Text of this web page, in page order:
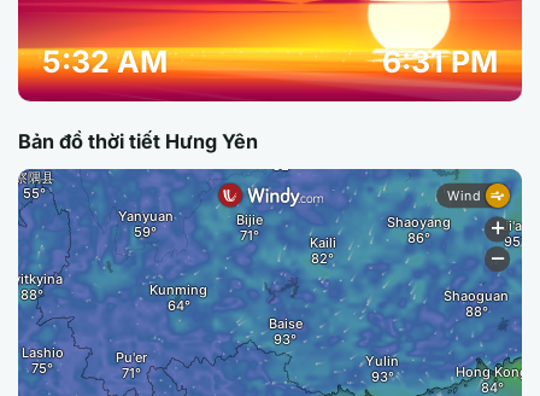
5:32 AM 6:31 PM
Bản đồ thời tiết Hưng Yên